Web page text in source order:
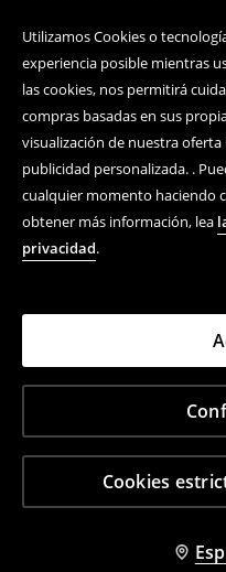
Utilizamos Cookies o
experiencia posible mientras
las cookies, nos permitirá
compras basadas en sus
visualización de nuestra
publicidad personalizada. .
cualquier momento haciendo
obtener más información, lea
privacidad.
Cookies